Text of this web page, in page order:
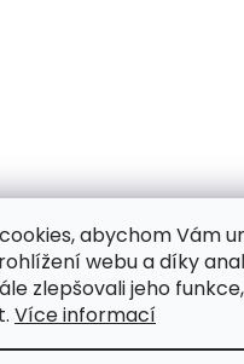
abychom Vám
webu a díky
zlepšovali jeho
Více informací